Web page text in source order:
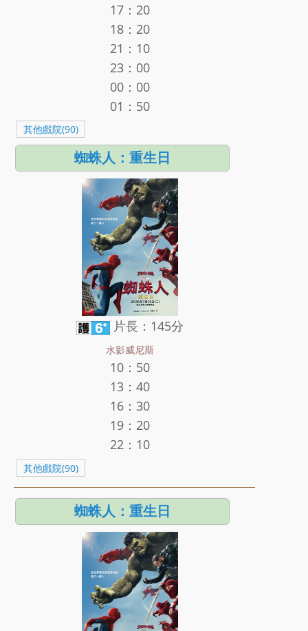
17：20
18：20
21：10
23：00
00：00
01：50
其他戲院(90)
蜘蛛人：重生日
片長：145分
水影威尼斯
10：50
13：40
16：30
19：20
22：10
其他戲院(90)
蜘蛛人：重生日